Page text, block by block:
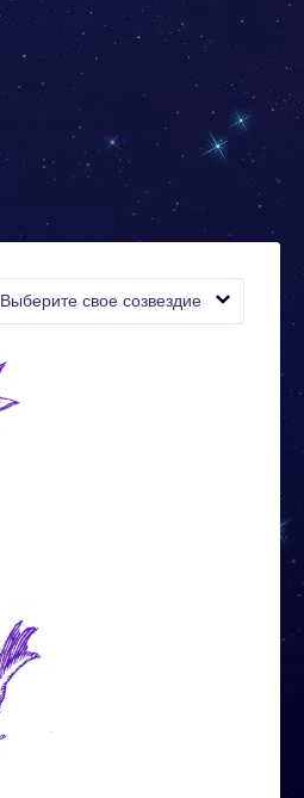
Выберите свое созвездие